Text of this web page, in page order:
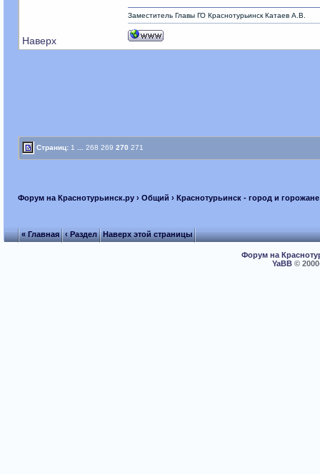
Наверх
Заместитель Главы ГО Краснотурьинск Катаев А.В.
Страниц: 1 268 269 270 271
Форум на Краснотурьинск.ру› Общий › Краснотурьинск - город и горожане
« Главная ‹ Раздел Наверх этой страницы
Форум на
YaBB©